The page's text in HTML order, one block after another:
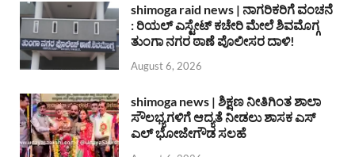
shimoga raid news | ನಾಗರಿಕರಿಗೆ ವಂಚನೆ
: ರಿಯಲ್ ಎಸ್ಟೇಟ್ ಕಚೇರಿ ಮೇಲೆ ಶಿವಮೊಗ್ಗ
ತುಂಗಾ ನಗರ ಠಾಣೆ ಪೊಲೀಸರ ದಾಳಿ!
August 6, 2026
shimoga news | ಶಿಕ್ಷಣ ನೀತಿಗಿಂತ ಶಾಲಾ
ಸೌಲಭ್ಯಗಳಿಗೆ ಆದ್ಯತೆ ನೀಡಲು ಶಾಸಕ ಎಸ್
ಎಲ್ ಭೋಜೇಗೌಡ ಸಲಹೆ